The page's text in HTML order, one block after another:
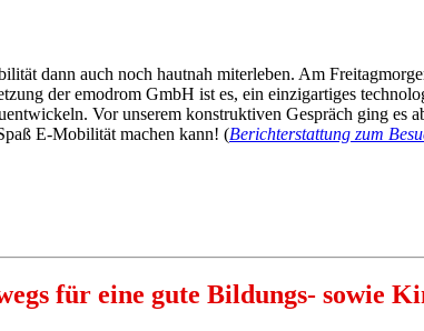
dann auch noch hautnah miterleben. Am
der emodrom GmbH ist es, ein einzigartiges
Vor unserem konstruktiven Gespräch ging
E-Mobilität machen kann! (Berichterstattung zum
für eine gute Bildungs- sowie